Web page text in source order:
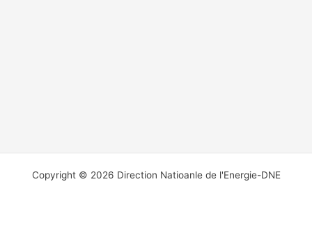
Copyright © 2026 Direction Natioanle de l'Energie-DNE